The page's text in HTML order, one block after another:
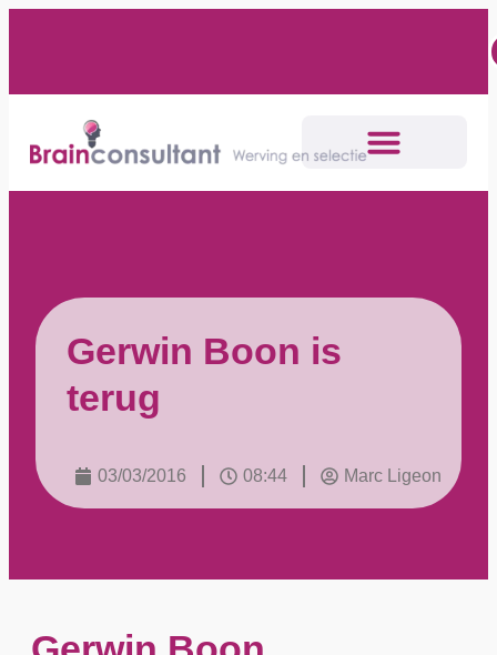
Gerwin Boon is
terug
03/03/2016 08:44 Marc Ligeon